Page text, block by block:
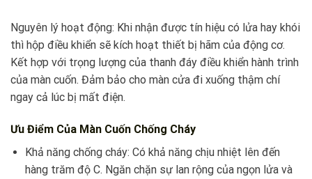
Nguyên lý hoạt động: Khi nhận được tín hiệu có lửa hay khói
thì hộp điều khiển sẽ kích hoạt thiết bị hãm của động cơ.
Kết hợp với trọng lượng của thanh đáy điều khiển hành trình
của màn cuốn. Đảm bảo cho màn cửa đi xuống thậm chí
ngay cả lúc bị mất điện.
Ưu Điểm Của Màn Cuốn Chống Cháy
Khả năng chống cháy: Có khả năng chịu nhiệt lên đến
hàng trăm độ C. Ngăn chặn sự lan rộng của ngọn lửa và